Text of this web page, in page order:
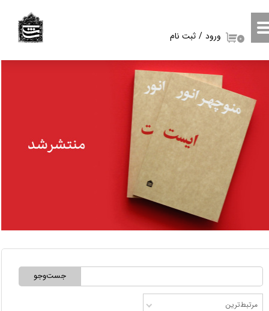
ورود / ثبت نام
حساب کاربری من
تغییر گذر واژه
خروج از حساب کاربری
۰
مرتبط‌ترین
جست‌وجو